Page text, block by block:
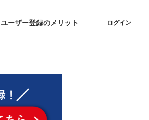
ユーザー登録のメリット ログイン